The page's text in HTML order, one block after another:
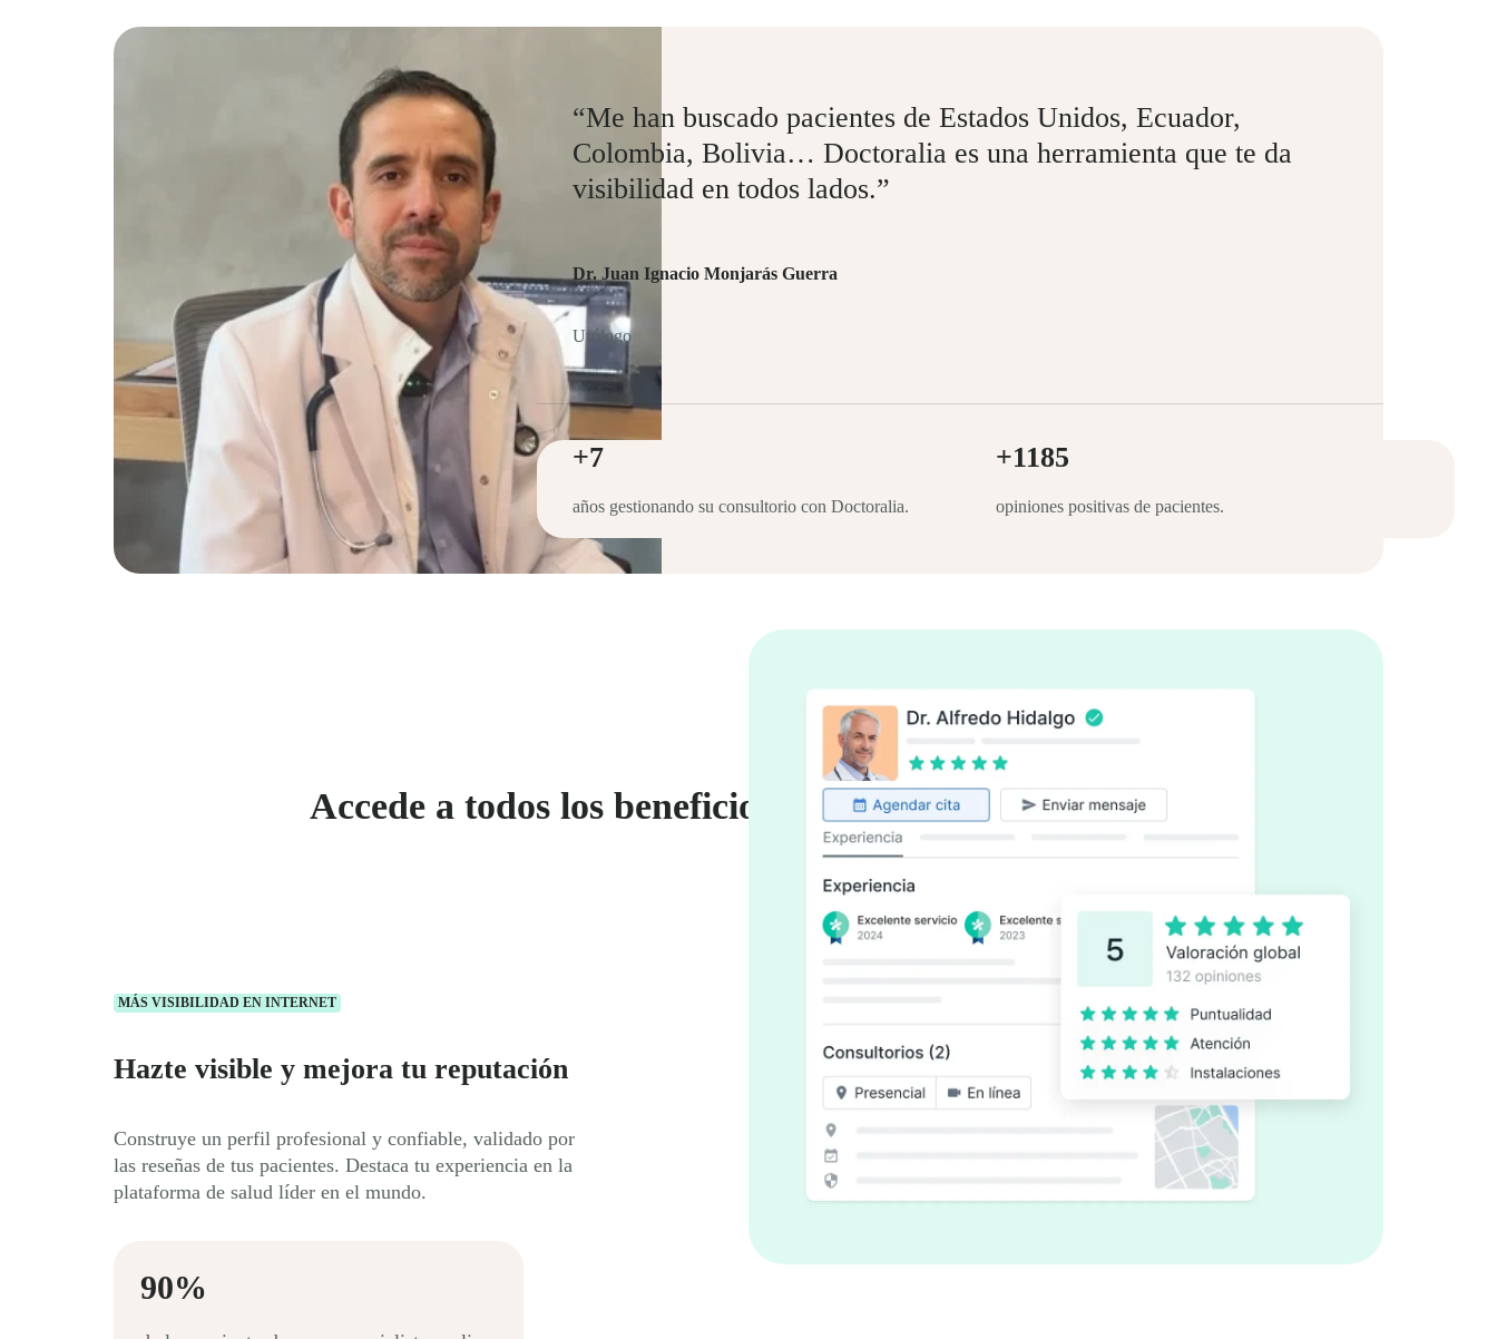
“Me han buscado pacientes de Estados Unidos, Ecuador,
Colombia, Bolivia… Doctoralia es una herramienta que te da
visibilidad en todos lados.”
Dr. Juan Ignacio Monjarás Guerra
Urólogo
+7
años gestionando su consultorio con Doctoralia.
+1185
opiniones positivas de pacientes.
Accede a todos los beneficios que necesitas para crecer
MÁS VISIBILIDAD EN INTERNET
Hazte visible y mejora tu reputación
Construye un perfil profesional y confiable, validado por
las reseñas de tus pacientes. Destaca tu experiencia en la
plataforma de salud líder en el mundo.
90%